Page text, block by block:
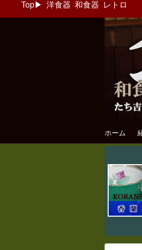
Top▶ 洋食器 和食器 レトロ
和食
たち吉・
ホーム